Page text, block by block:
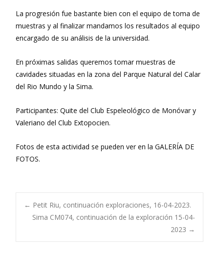
La progresión fue bastante bien con el equipo de toma de
muestras y al finalizar mandamos los resultados al equipo
encargado de su análisis de la universidad.
En próximas salidas queremos tomar muestras de
cavidades situadas en la zona del Parque Natural del Calar
del Rio Mundo y la Sima.
Participantes: Quite del Club Espeleológico de Monóvar y
Valeriano del Club Extopocien.
Fotos de esta actividad se pueden ver en la GALERÍA DE
FOTOS.
Navegación
de
← Petit Riu, continuación exploraciones, 16-04-2023.
Sima CM074, continuación de la exploración 15-04-
2023 →